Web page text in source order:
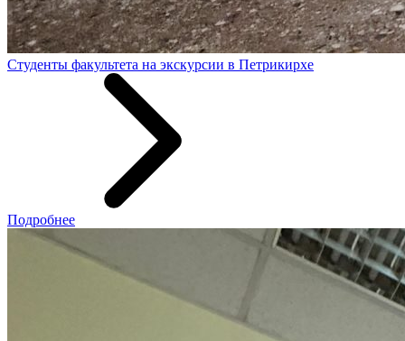
Студенты факультета на экскурсии в Петрикирхе
Подробнее